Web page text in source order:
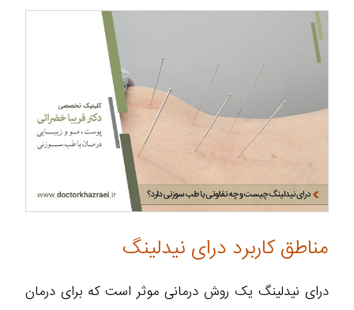
مناطق کاربرد درای نیدلینگ
درای نیدلینگ یک روش درمانی موثر است که برای درمان